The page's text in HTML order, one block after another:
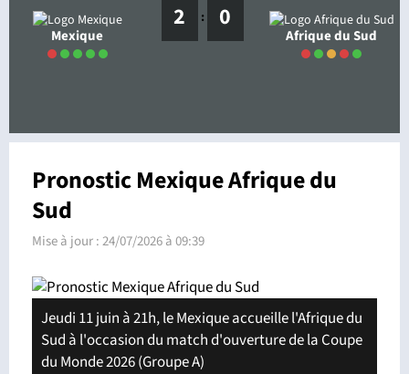
Mexique
2 : 0
Afrique du Sud
Pronostic Mexique Afrique du
Sud
Mise à jour :24/07/2026 à 09:39
Jeudi 11 juin à 21h, le Mexique accueille l'Afrique du
Sud à l'occasion du match d'ouverture de la Coupe
du Monde 2026 (Groupe A)